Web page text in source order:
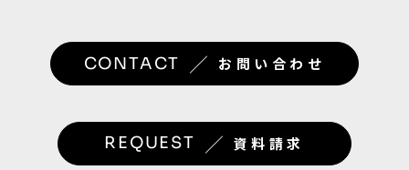
CONTACT ／ お問い合わせ
REQUEST ／ 資料請求